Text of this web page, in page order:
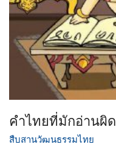
คำไทยที่มักอ่านผิด
สืบสานวัฒนธรรมไทย